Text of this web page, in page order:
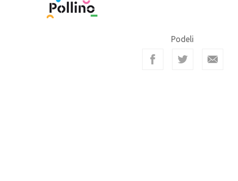
Podeli